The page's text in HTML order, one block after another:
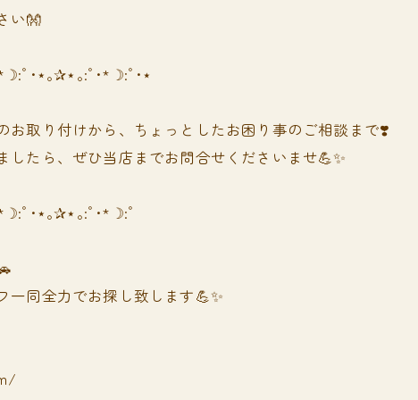
い👐
ﾟ･⋆｡✰⋆｡:ﾟ･*☽:ﾟ･⋆
お取り付けから、ちょっとしたお困り事のご相談まで❣️
したら、ぜひ当店までお問合せくださいませ💪✨
ﾟ･⋆｡✰⋆｡:ﾟ･*☽:ﾟ
一同全力でお探し致します💪✨